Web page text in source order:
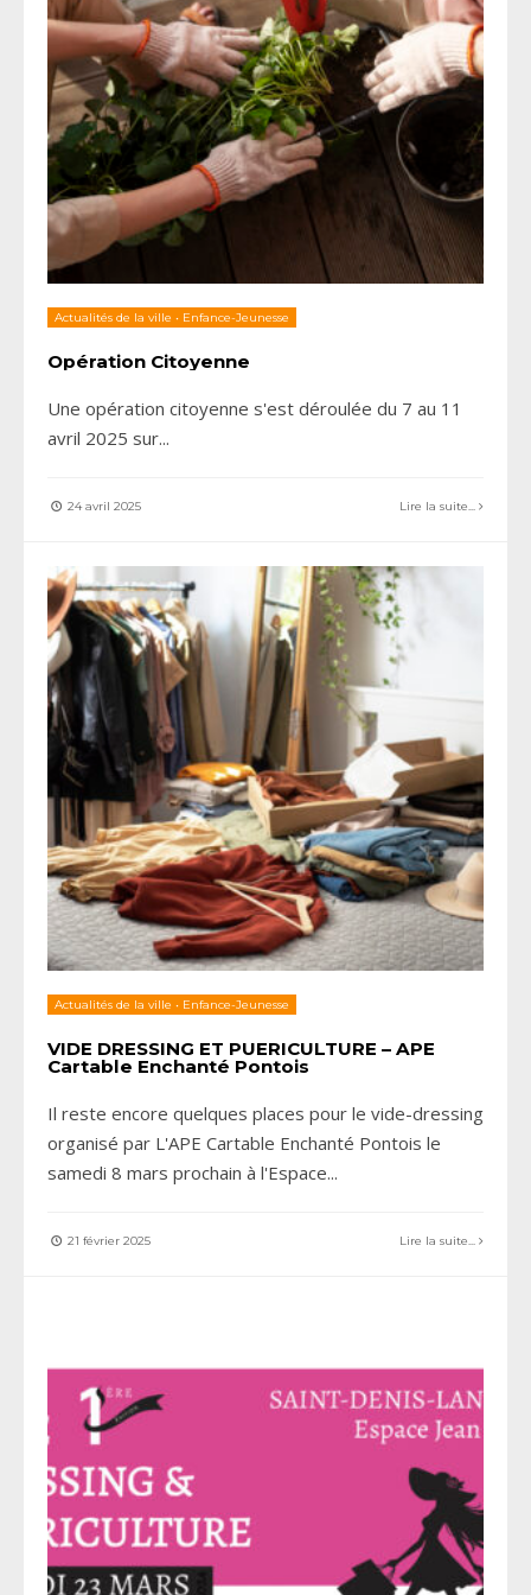
Actualités de la ville • Enfance-Jeunesse
Opération Citoyenne
Une opération citoyenne s'est déroulée du 7 au 11
avril 2025 sur...
24 avril 2025 Lire la suite...
Actualités de la ville • Enfance-Jeunesse
VIDE DRESSING ET PUERICULTURE – APE
Cartable Enchanté Pontois
Il reste encore quelques places pour le vide-dressing
organisé par L'APE Cartable Enchanté Pontois le
samedi 8 mars prochain à l'Espace...
21 février 2025 Lire la suite...